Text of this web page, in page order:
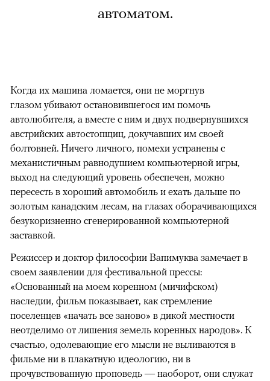
автоматом.
Когда их машина ломается, они не моргнув
глазом убивают остановившегося им помочь
автолюбителя, а вместе с ним и двух подвернувшихся
австрийских автостопщиц, докучавших им своей
болтовней. Ничего личного, помехи устранены с
механистичным равнодушием компьютерной игры,
выход на следующий уровень обеспечен, можно
пересесть в хороший автомобиль и ехать дальше по
золотым канадским лесам, на глазах оборачивающихся
безукоризненно сгенерированной компьютерной
заставкой.
Режиссер и доктор философии Вапимуква замечает в
своем заявлении для фестивальной прессы:
«Основанный на моем коренном (мичифском)
наследии, фильм показывает, как стремление
поселенцев «начать все заново» в дикой местности
неотделимо от лишения земель коренных народов». К
счастью, одолевающие его мысли не выливаются в
фильме ни в плакатную идеологию, ни в
прочувствованную проповедь — наоборот, они служат